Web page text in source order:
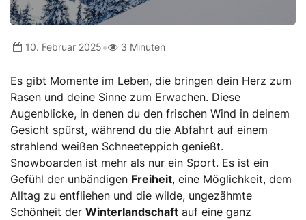
10. Februar 2025• 3 Minuten
Es gibt Momente im Leben, die bringen dein Herz zum
Rasen und deine Sinne zum Erwachen. Diese
Augenblicke, in denen du den frischen Wind in deinem
Gesicht spürst, während du die Abfahrt auf einem
strahlend weißen Schneeteppich genießt.
Snowboarden ist mehr als nur ein Sport. Es ist ein
Gefühl der unbändigen Freiheit, eine Möglichkeit, dem
Alltag zu entfliehen und die wilde, ungezähmte
Schönheit der Winterlandschaft auf eine ganz